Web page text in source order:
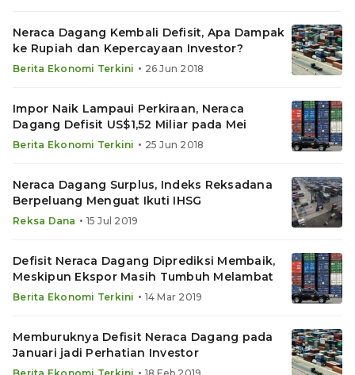
Neraca Dagang Kembali Defisit, Apa Dampak
ke Rupiah dan Kepercayaan Investor?
Berita Ekonomi Terkini • 26 Jun 2018
Impor Naik Lampaui Perkiraan, Neraca
Dagang Defisit US$1,52 Miliar pada Mei
Berita Ekonomi Terkini • 25 Jun 2018
Neraca Dagang Surplus, Indeks Reksadana
Berpeluang Menguat Ikuti IHSG
Reksa Dana • 15 Jul 2019
Defisit Neraca Dagang Diprediksi Membaik,
Meskipun Ekspor Masih Tumbuh Melambat
Berita Ekonomi Terkini • 14 Mar 2019
Memburuknya Defisit Neraca Dagang pada
Januari jadi Perhatian Investor